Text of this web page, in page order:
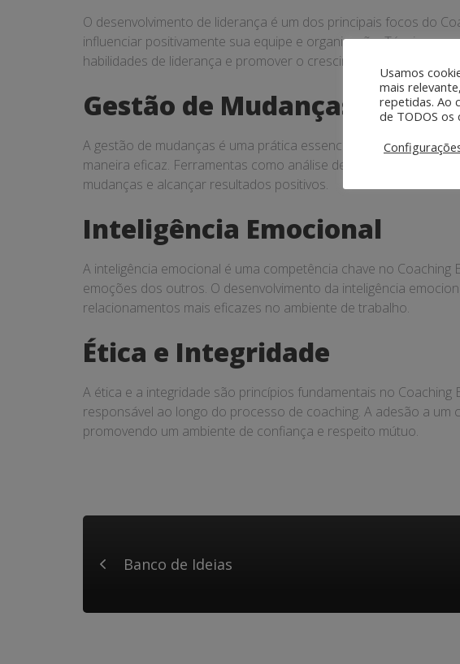
O desenvolvimento de liderança é um dos principais focos do
influenciar positivamente sua equipe e organização. Técnicas
habilidades de liderança e promover o crescimento do coachee.
Gestão de Mudanças
A gestão de mudanças é uma prática essencial no Coaching
maneira eficaz. Ferramentas como análise de impacto,
mudanças e alcançar resultados positivos.
Inteligência Emocional
A inteligência emocional é uma competência chave no
emoções dos outros. O desenvolvimento da inteligência
relacionamentos mais eficazes no ambiente de trabalho.
Ética e Integridade
A ética e a integridade são princípios fundamentais no
responsável ao longo do processo de coaching. A adesão a
promovendo um ambiente de confiança e respeito mútuo.
Banco de Ideias
Usamos
mais
repetidas. Ao
de TODOS os